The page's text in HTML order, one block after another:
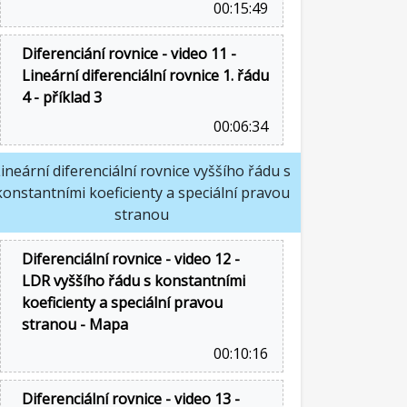
00:15:49
Diferenciání rovnice - video 11 -
Lineární diferenciální rovnice 1. řádu
4 - příklad 3
00:06:34
diferenciální rovnice vyššího řádu s
koeficienty a speciální pravou
stranou
Diferenciální rovnice - video 12 -
LDR vyššího řádu s konstantními
koeficienty a speciální pravou
stranou - Mapa
00:10:16
Diferenciální rovnice - video 13 -